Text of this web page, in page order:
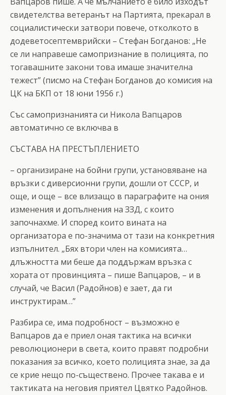
свидетелства ветеранът на Партията, прекарал в
социалистически затвори повече, отколкото в
додеветосептемврийски – Стефан Богданов: „Не
се ли направеше самопризнание в полицията, по
тогавашните закони това имаше значителна
тежест” (писмо на Стефан Богданов до комисия на
ЦК на БКП от 18 юни 1956 г.)
Със самопризнанията си Никола Вапцаров
автоматично се включва в
СЪСТАВА НА ПРЕСТЪПЛЕНИЕТО
– организиране на бойни групи, установяване на
връзки с диверсионни групи, дошли от СССР, и
още, и още – все влизащо в параграфите на ония
изменения и допълнения на ЗЗД, с които
започнахме. И според които вината на
организатора е по-значима от тази на конкретния
изпълнител. „Бях втори член на комисията…
длъжността ми беше да поддържам връзка с
хората от провинцията – пише Вапцаров, – и в
случай, че Васил (Радойнов) е зает, да ги
инструктирам…”
Разбира се, има подробност – възможно е
Вапцаров да е приел оная тактика на всички
революционери в света, които правят подробни
показания за всичко, което полицията знае, за да
се крие нещо по-съществено. Прочее такава е и
тактиката на неговия приятел Цвятко Радойнов.